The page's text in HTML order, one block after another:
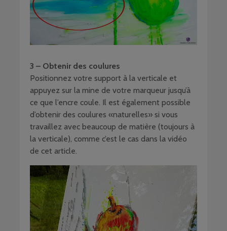
3 – Obtenir des coulures
Positionnez votre support à la verticale et
appuyez sur la mine de votre marqueur jusqu’à
ce que l’encre coule. Il est également possible
d’obtenir des coulures «naturelles» si vous
travaillez avec beaucoup de matière (toujours à
la verticale), comme c’est le cas dans la vidéo
de cet article.